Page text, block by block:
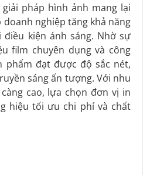
giải pháp hình ảnh mang lại
nghiệp tăng khả năng
kiện ánh sáng. Nhờ sự
film chuyên dụng và công
phẩm đạt được độ sắc nét,
sáng ấn tượng. Với nhu
cao, lựa chọn đơn vị in
hiệu tối ưu chi phí và chất